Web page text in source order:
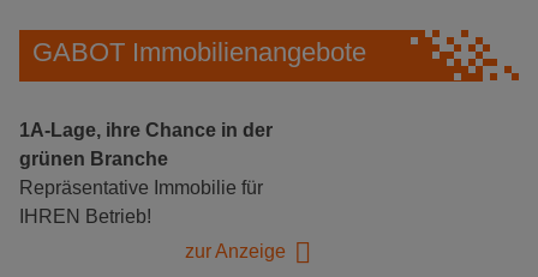
GABOT Immobilienangebote
1A-Lage, ihre Chance in der
grünen Branche
Repräsentative Immobilie für
IHREN Betrieb!
zur Anzeige